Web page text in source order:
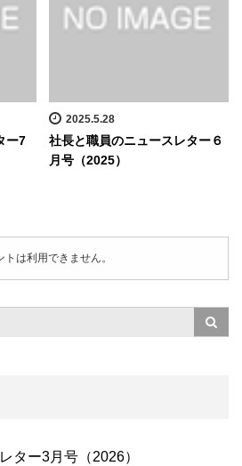
ー7
2025.5.28
社長と職員のニュースレター６
月号（2025）
トは利用できません。
ター3月号（2026）